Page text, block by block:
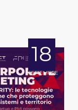
18
SETTEMBRE